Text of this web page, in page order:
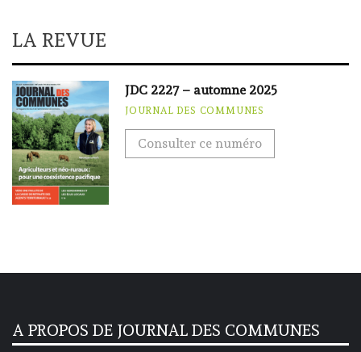
LA REVUE
JDC 2227 – automne 2025
JOURNAL DES COMMUNES
Consulter ce numéro
A PROPOS DE JOURNAL DES COMMUNES